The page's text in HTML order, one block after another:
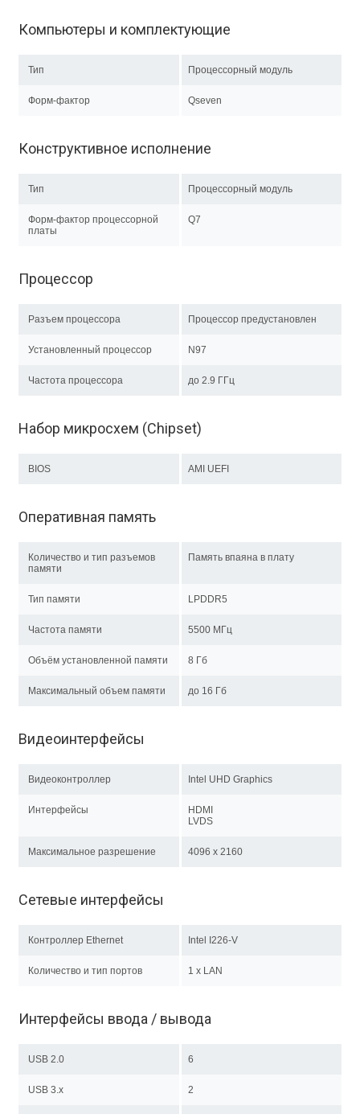
Компьютеры и комплектующие
Тип Процессорный модуль
Форм-фактор Qseven
Конструктивное исполнение
Тип Процессорный модуль
Форм-фактор процессорной
платы
Q7
Процессор
Разъем процессора Процессор предустановлен
Установленный процессор N97
Частота процессора до 2.9 ГГц
Набор микросхем (Chipset)
BIOS AMI UEFI
Оперативная память
Количество и тип разъемов
памяти
Память впаяна в плату
Тип памяти LPDDR5
Частота памяти 5500 МГц
Объём установленной памяти 8 Гб
Максимальный объем памяти до 16 Гб
Видеоинтерфейсы
Видеоконтроллер Intel UHD Graphics
Интерфейсы
HDMI
LVDS
Максимальное разрешение 4096 x 2160
Сетевые интерфейсы
Контроллер Ethernet Intel I226-V
Количество и тип портов 1 x LAN
Интерфейсы ввода / вывода
USB 2.0 6
USB 3.x 2